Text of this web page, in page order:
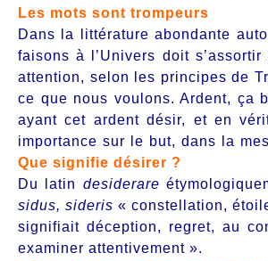
Les mots sont trompeurs
Dans la littérature abondante
faisons à l’Univers doit s’assortir
attention, selon les principes de
ce que nous voulons. Ardent, ça
ayant cet ardent désir, et en
importance sur le but, dans la
Que signifie désirer ?
Du latin desiderare
sidus, sideris «constellation,
signifiait déception, regret, au
examiner attentivement ».